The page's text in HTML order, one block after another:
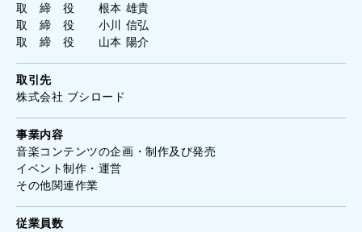
取 締 役 根本 雄貴
取 締 役 小川 信弘
取 締 役 山本 陽介
取引先
株式会社 ブシロード
事業内容
音楽コンテンツの企画・制作及び発売
イベント制作・運営
その他関連作業
従業員数